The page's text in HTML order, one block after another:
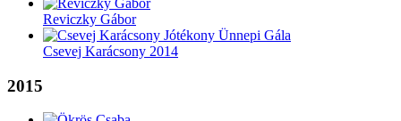
Reviczky Gábor
Csevej Karácsony 2014
2015